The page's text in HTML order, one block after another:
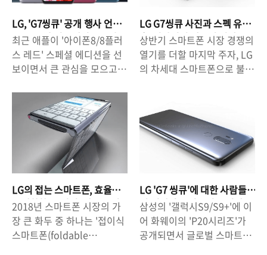
LG, 'G7씽큐' 공개 행사 언
급. 뉴욕과 서울에서 AI스마
트폰 선보인다.
최근 애플이 '아이폰8/8플러
스 레드' 스페셜 에디션을 선
보이면서 큰 관심을 모으고
세대 스마트폰의 공개/출시를
앞두고 있는 LG가 차세대 전
략 스마트폰 'G7 ThinQ'의
공개 일정을 공개하면서 주목
받기 시작했습니다. 그동안
여러가지 루머를 통해 LG의
차세대 제품이 '노치 디자인
(notch design)'을 가졌으며
이름은 'G7 씽큐'가 될 것이라
는 이야기가 있어 왔는데, 루
머의 내용들이 하나 씩 현실
LG G7씽큐 사진과 스펙 유
출. 인상적인 제품이 될까?
상반기 스마트폰 시장 경쟁의
열기를 더할 마지막 주자, LG
의 차세대 스마트폰으로 불리
관심을 모으고 있습니다. G6
보다 뛰어난 제품을 만들기
위해 예년보다 2달 가량 늦게
공개/출시를 한다는 LG의 이
야기가 있었던 만큼 그 기대
감도 커져있었는데, 최근 유
출/확인된 스펙을 두고 다소
엇갈린 반응이 나오고 있습니
다. △ LG G7 ThinQ노치 디
자인, 본체 좌측에 위치한 AI
LG의 접는 스마트폰, 효율
극대화한 '투인원' 제품 준비
중?
2018년 스마트폰 시장의 가
장 큰 화두 중 하나는 '접이식
스마트폰(foldable
LG 'G7 씽큐'에 대한 사람들
의 기대치는 어느정도 일까?
(설문조사 결과)
삼성의 '갤럭시S9/S9+'에 이
어 화웨이의 'P20시리즈'가
공개되면서 글로벌 스마트폰